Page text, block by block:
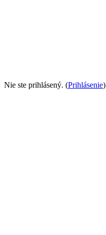
Nie ste prihlásený. (Prihlásenie)